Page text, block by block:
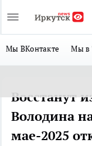
Мы ВКонтакте Мы в
Восстанут
Володина
мае-2025